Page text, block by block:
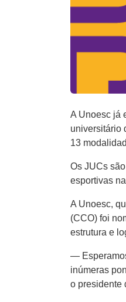
A Unoesc já
universitário
13
Os JUCs
esportivas
A Unoesc,
(CCO) foi
estrutura e
—
inúmeras
o presidente